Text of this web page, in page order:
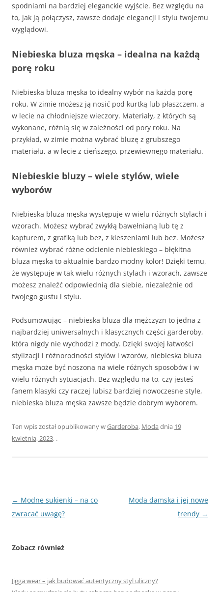
spodniami na bardziej eleganckie wyjście. Bez względu na
to, jak ją połączysz, zawsze dodaje elegancji i stylu twojemu
wyglądowi.
Niebieska bluza męska – idealna na każdą
porę roku
Niebieska bluza męska to idealny wybór na każdą porę
roku. W zimie możesz ją nosić pod kurtką lub płaszczem, a
w lecie na chłodniejsze wieczory. Materiały, z których są
wykonane, różnią się w zależności od pory roku. Na
przykład, w zimie można wybrać bluzę z grubszego
materiału, a w lecie z cieńszego, przewiewnego materiału.
Niebieskie bluzy – wiele stylów, wiele
wyborów
Niebieska bluza męska występuje w wielu różnych stylach i
wzorach. Możesz wybrać zwykłą bawełnianą lub tę z
kapturem, z grafiką lub bez, z kieszeniami lub bez. Możesz
również wybrać różne odcienie niebieskiego – błękitna
bluza męska to aktualnie bardzo modny kolor! Dzięki temu,
że występuje w tak wielu różnych stylach i wzorach, zawsze
możesz znaleźć odpowiednią dla siebie, niezależnie od
twojego gustu i stylu.
Podsumowując – niebieska bluza dla mężczyzn to jedna z
najbardziej uniwersalnych i klasycznych części garderoby,
która nigdy nie wychodzi z mody. Dzięki swojej łatwości
stylizacji i różnorodności stylów i wzorów, niebieska bluza
męska może być noszona na wiele różnych sposobów i w
wielu różnych sytuacjach. Bez względu na to, czy jesteś
fanem klasyki czy raczej lubisz bardziej nowoczesne style,
niebieska bluza męska zawsze będzie dobrym wyborem.
Ten wpis został opublikowany wGarderoba, Moda dnia 19
kwietnia, 2023, .
Nawigacja
wpisu
← Modne sukienki – na co
zwracać uwagę?
Moda damska i jej nowe
trendy →
Zobacz również
Jigga wear – jak budować autentyczny styl uliczny?